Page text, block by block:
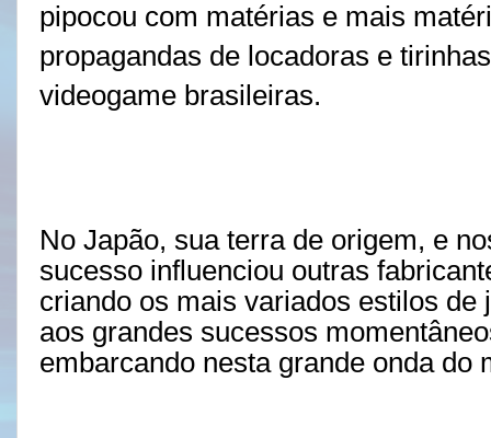
pipocou com matérias e mais
propagandas de locadoras e
videogame brasileiras.
No Japão, sua terra de origem, e
sucesso influenciou outras
criando os mais variados estilos de
aos grandes sucessos
embarcando nesta grande onda do